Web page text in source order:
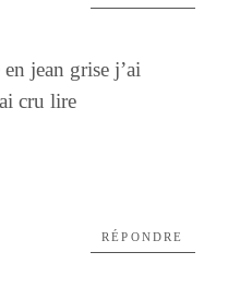
jean grise j’ai
cru lire
RÉPONDRE